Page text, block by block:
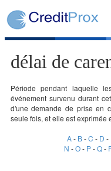
délai de
Période pendant laquelle
événement survenu durant
d'une demande de prise en
seule fois, et elle est exprimée
A- B-C - D -
N -O- P-Q-